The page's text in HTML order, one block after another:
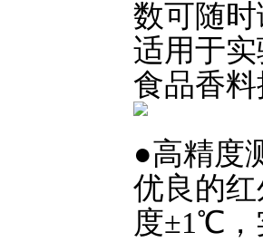
数可随
适用于
食品香
●高精度
优良的
度±1℃，